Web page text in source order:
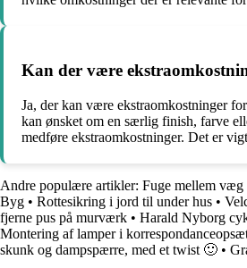
Kan der være
Ja, der kan være ekstraomkostninger
kan ønsket om en særlig finish, farve
medføre ekstraomkostninger. Det er
Andre populære artikler: Fuge mellem
Byg • Rottesikring i jord til under hus •
fjerne pus på murværk • Harald Nyborg
Montering af lamper i
skunk og dampspærre, med et twist 🙂 •